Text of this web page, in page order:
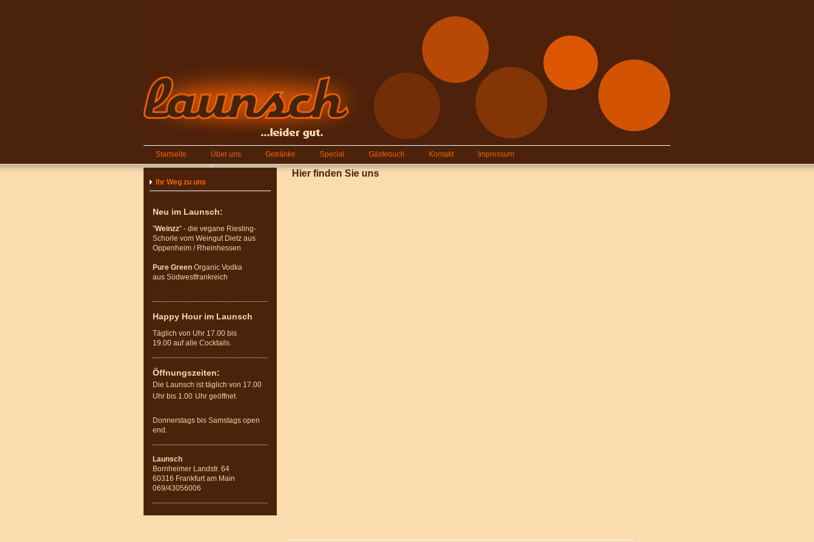
Startseite Über uns Getränke Special Gästebuch Kontakt Impressum
Ihr Weg zu uns
Neu im Launsch:
"Weinzz" - die vegane Riesling-
Schorle vom Weingut Dietz aus
Oppenheim / Rheinhessen
Pure Green Organic Vodka
aus Südwestfrankreich
Happy Hour im Launsch
Täglich von Uhr 17.00 bis
19.00 auf alle Cocktails.
Öffnungszeiten:
Die Launsch ist täglich von 17.00
Uhr bis 1.00 Uhr geöffnet.
Donnerstags bis Samstags open
end.
Launsch
Bornheimer Landstr. 64
60316 Frankfurt am Main
069/43056006
Hier finden Sie uns